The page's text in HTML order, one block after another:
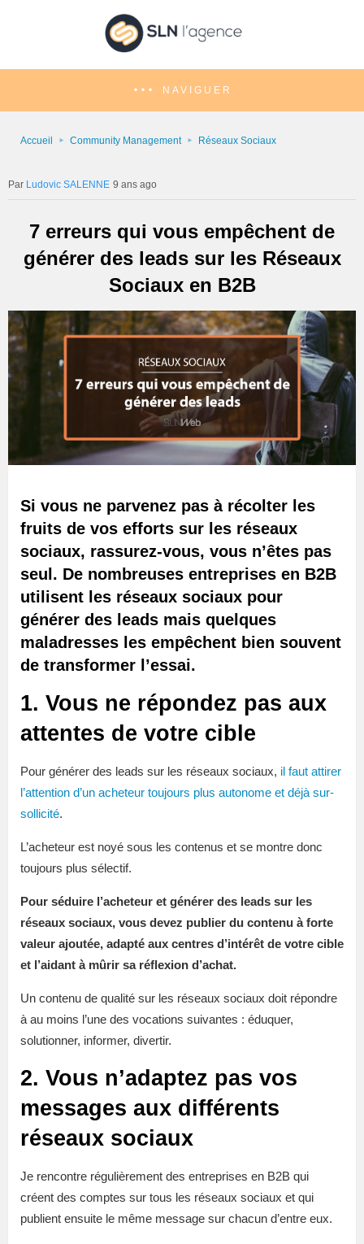
NAVIGUER
Accueil Community Management Réseaux Sociaux
Ludovic SALENNE 9 ans ago
7 erreurs qui vous empêchent de
générer des leads sur les Réseaux
Sociaux en B2B
Si vous ne parvenez pas à récolter les
fruits de vos efforts sur les réseaux
sociaux, rassurez-vous, vous n’êtes pas
seul. De nombreuses entreprises en B2B
utilisent les réseaux sociaux pour
générer des leads mais quelques
maladresses les empêchent bien souvent
de transformer l’essai.
1. Vous ne répondez pas aux
attentes de votre cible
Pour générer des leads sur les réseaux sociaux, il faut attirer
l’attention d’un acheteur toujours plus autonome et déjà sur-
sollicité.
L’acheteur est noyé sous les contenus et se montre donc
toujours plus sélectif.
Pour séduire l’acheteur et générer des leads sur les
réseaux sociaux, vous devez publier du contenu à forte
valeur ajoutée, adapté aux centres d’intérêt de votre cible
et l’aidant à mûrir sa réflexion d’achat.
Un contenu de qualité sur les réseaux sociaux doit répondre
à au moins l’une des vocations suivantes : éduquer,
solutionner, informer, divertir.
2. Vous n’adaptez pas vos
messages aux différents
réseaux sociaux
Je rencontre régulièrement des entreprises en B2B qui
créent des comptes sur tous les réseaux sociaux et qui
publient ensuite le même message sur chacun d’entre eux.